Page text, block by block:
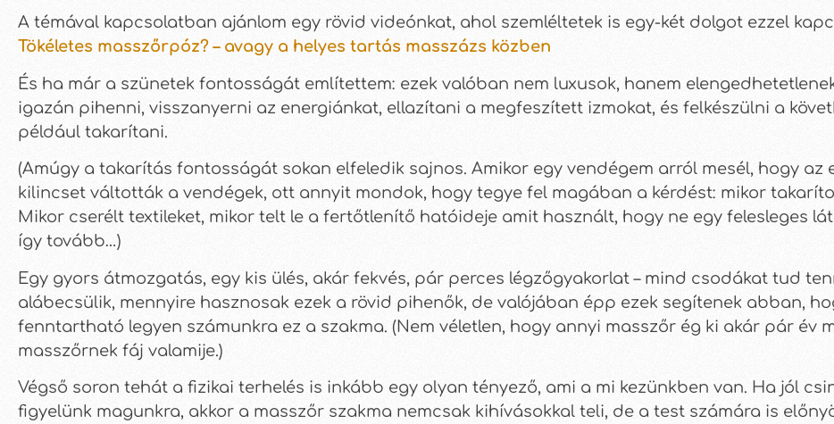
A témával kapcsolatban ajánlom egy rövid videónkat, ahol szemléltetek is egy-két dolgot ezzel
Tökéletes masszőrpóz? – avagy a helyes tartás masszázs közben
És ha már a szünetek fontosságát említettem: ezek valóban nem luxusok, hanem
igazán pihenni, visszanyerni az energiánkat, ellazítani a megfeszített izmokat, és felkészülni a
például takarítani.
(Amúgy a takarítás fontosságát sokan elfeledik sajnos. Amikor egy vendégem arról mesél, hogy az
kilincset váltották a vendégek, ott annyit mondok, hogy tegye fel magában a kérdést: mikor
Mikor cserélt textileket, mikor telt le a fertőtlenítő hatóideje amit használt, hogy ne egy felesleges
így tovább…)
Egy gyors átmozgatás, egy kis ülés, akár fekvés, pár perces légzőgyakorlat – mind csodákat tud
alábecsülik, mennyire hasznosak ezek a rövid pihenők, de valójában épp ezek segítenek abban,
fenntartható legyen számunkra ez a szakma. (Nem véletlen, hogy annyi masszőr ég ki akár pár év
masszőrnek fáj valamije.)
Végső soron tehát a fizikai terhelés is inkább egy olyan tényező, ami a mi kezünkben van. Ha jól
figyelünk magunkra, akkor a masszőr szakma nemcsak kihívásokkal teli, de a test számára is